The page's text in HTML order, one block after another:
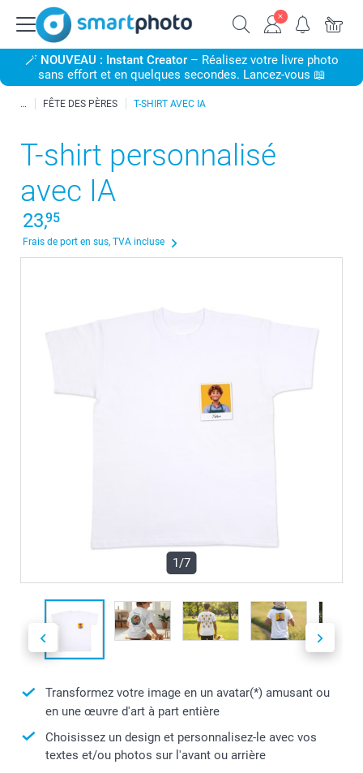
🪄 NOUVEAU : Instant Creator– Réalisez votre livre photo
sans effort et en quelques secondes. Lancez-vous 📖
FÊTE DES PÈRES T-SHIRT AVEC IA
T-shirt personnalisé
avec IA
23,95
Frais de port en sus, TVA incluse
1/7
Transformez votre image en un avatar(*) amusant ou
en une œuvre d'art à part entière
Choisissez un design et personnalisez-le avec vos
textes et/ou photos sur l'avant ou arrière